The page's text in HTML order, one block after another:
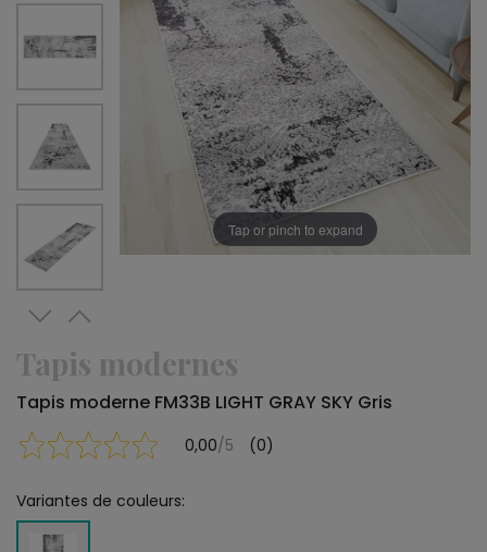
Tap or pinch to expand
Tapis modernes
Tapis moderne FM33B LIGHT GRAY SKY Gris
0,00/5 (0)
Variantes de couleurs: